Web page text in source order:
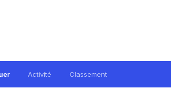
Activité Classement